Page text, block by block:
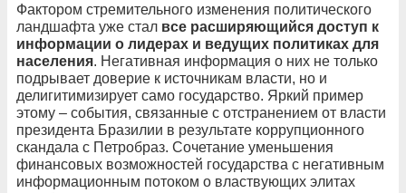
Фактором стремительного изменения политического
ландшафта уже стал все расширяющийся доступ к
информации о лидерах и ведущих политиках для
населения. Негативная информация о них не только
подрывает доверие к источникам власти, но и
делигитимизирует само государство. Яркий пример
этому – события, связанные с отстранением от власти
президента Бразилии в результате коррупционного
скандала с Петробраз. Сочетание уменьшения
финансовых возможностей государства с негативным
информационным потоком о властвующих элитах